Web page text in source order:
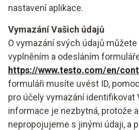
nastavení aplikace.
Vymazání Vašich údajů
O vymazání svých údajů
vyplněním a odesláním
https://www.testo.com/en/
formuláři musíte uvést ID,
pro účely vymazání identifikovat
informace je nezbytná, protože
nepropojujeme s jinými údaji, a